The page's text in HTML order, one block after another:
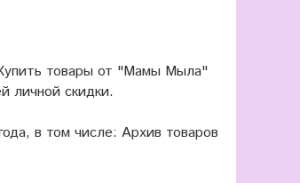
товары от "Мамы Мыла"
личной скидки.
в том числе: Архив товаров